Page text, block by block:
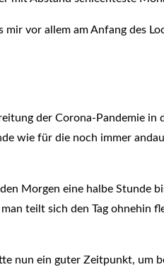
vor allem am Anfang des
der Corona-Pandemie in
wie für die noch immer
Morgen eine halbe Stunde
teilt sich den Tag ohnehin
nun ein guter Zeitpunkt, um